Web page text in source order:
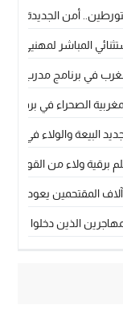
أمن الجديدة يفك
المباشر لمهنيي
في برنامج مدرب
الصحراء في برقية
البيعة والولاء في
برقية ولاء من القوات
الذين دخلوا سبتة
فيها الثقة..